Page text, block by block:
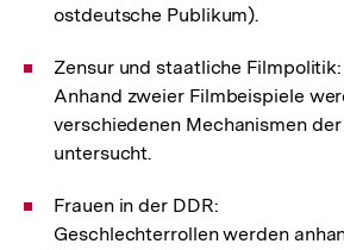
ostdeutsche Publikum).
Zensur und staatliche Filmpolitik:
Anhand zweier Filmbeispiele
verschiedenen Mechanismen
untersucht.
Frauen in der DDR:
Geschlechterrollen werden